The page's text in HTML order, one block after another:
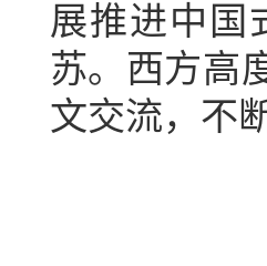
展推进中国
苏。西方高
文交流，不